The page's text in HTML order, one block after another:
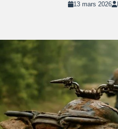
13 mars 2026